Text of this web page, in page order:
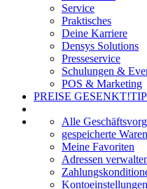
Service
Praktisches
Deine Karriere
Densys Solutions
Presseservice
Schulungen &
POS & Marketing
PREISE GESENKT!
Alle
gespeicherte
Meine Favoriten
Adressen
Kontoeinstellungen